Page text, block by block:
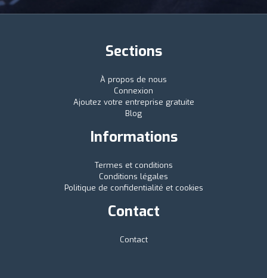
Sections
À propos de nous
Connexion
Ajoutez votre entreprise gratuite
Blog
Informations
Termes et conditions
Conditions légales
Politique de confidentialité et cookies
Contact
Contact